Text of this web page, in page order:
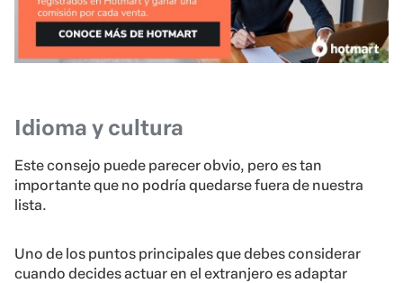
Idioma y cultura
Este consejo puede parecer obvio, pero es tan
importante que no podría quedarse fuera de nuestra
lista.
Uno de los puntos principales que debes considerar
cuando decides actuar en el extranjero es adaptar